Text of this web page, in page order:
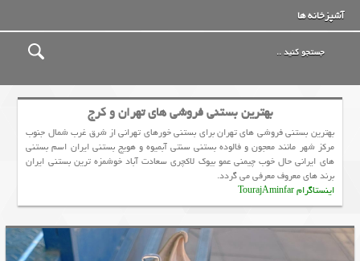
آشپزخانه ها
بهترین بستنی فروشی های تهران و کرج
بهترین بستنی فروشی های تهران برای بستنی خورهای تهرانی از شرق غرب شمال جنوب
مرکز شهر مانند معجون و فالوده بستنی سنتی آبمیوه و هویج بستني ایران اسم بستنی
های ایرانی حال خوب چیمنی عمو بیوک لاکچری سعادت آباد خوشمزه ترین بستنی ایران
برند های معروف معرفی می گردد.
اینستاگرام TourajAminfar